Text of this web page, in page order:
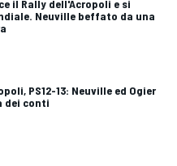
il Rally dell'Acropoli e si
Neuville beffato da una
PS12-13: Neuville ed Ogier
dei conti